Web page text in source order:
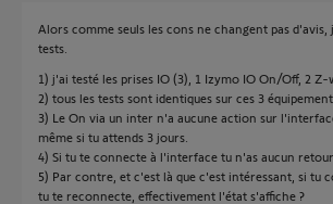
Alors comme seuls les cons ne changent pas d'avis,
tests.
1) j'ai testé les prises IO (3), 1 Izymo IO On/Off, 2 Z-
2) tous les tests sont identiques sur ces 3
3) Le On via un inter n'a aucune action sur
même si tu attends 3 jours.
4) Si tu te connecte à l'interface tu n'as aucun
5) Par contre, et c'est là que c'est intéressant, si tu
tu te reconnecte, effectivement l'état s'affiche ?